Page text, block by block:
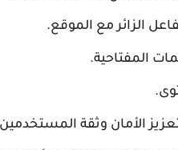
الزائر مع الموقع.